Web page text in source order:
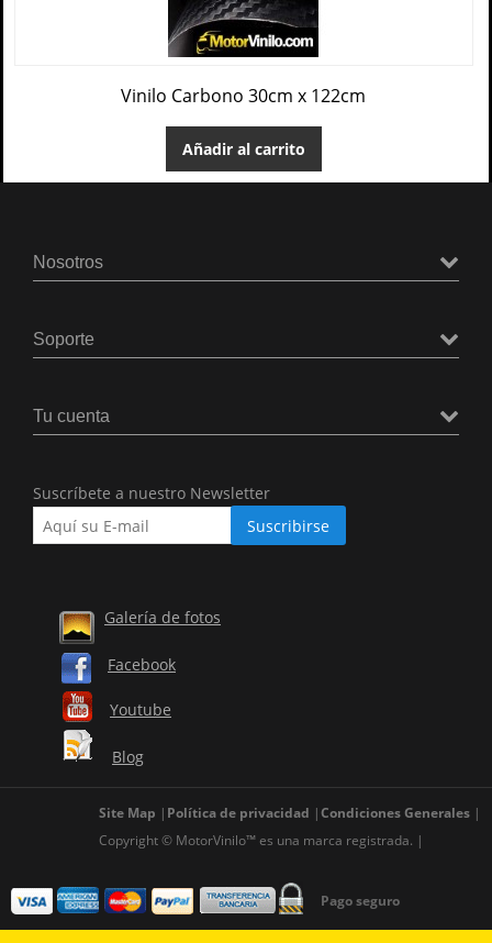
Vinilo Carbono 30cm x 122cm
Añadir al carrito
Nosotros
Soporte
Tu cuenta
Suscríbete a nuestro Newsletter
Galería de fotos
Facebook
Youtube
Blog
Site Map Política de privacidad
Condiciones Generales
Copyright © MotorVinilo™ es una marca registrada.
Pago seguro